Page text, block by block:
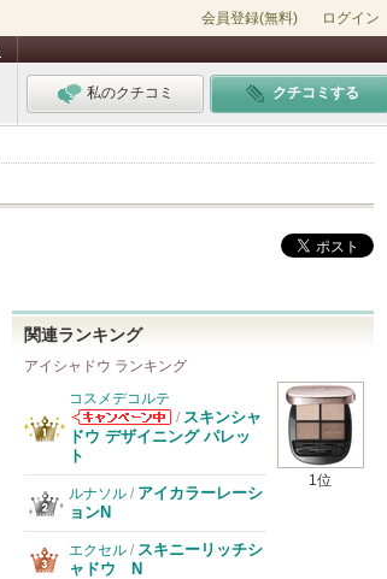
会員登録(無料) ログイン
私のクチコミ クチコミする
関連ランキング
アイシャドウ ランキング
1位
コスメデコルテ
コスメデコルテ
からのお知らせ
/ スキンシャ
ドウ デザイニング パレッ
ト
ルナソル / アイカラーレーシ
ョンN
エクセル / スキニーリッチシ
ャドウ N